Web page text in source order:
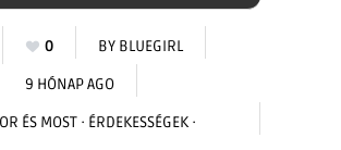
0 BY BLUEGIRL
9 HÓNAP AGO
ÉS MOST · ÉRDEKESSÉGEK ·